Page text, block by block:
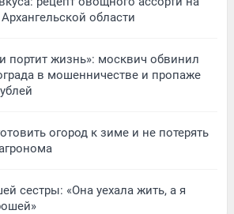
области
портит жизнь»: москвич обвинил
в мошенничестве и пропаже
огород к зиме и не потерять
сестры: «Она уехала жить, а я